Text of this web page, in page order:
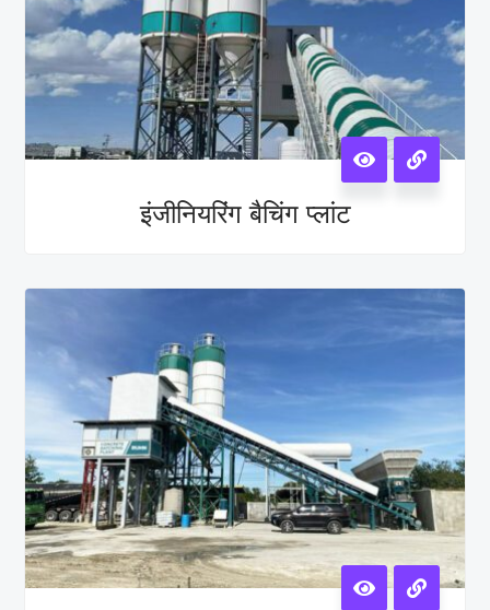
इंजीनियरिंग बैचिंग प्लांट